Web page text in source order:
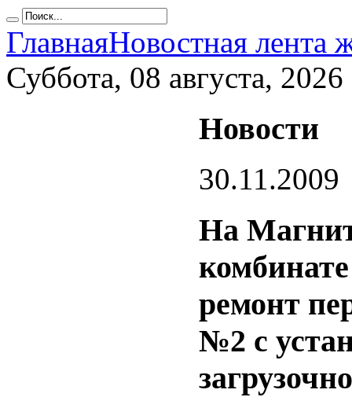
ГлавнаяНовостная лента
Суббота, 08 августа, 2026
Новости
30.11.2009
На
ремонт
№2 с